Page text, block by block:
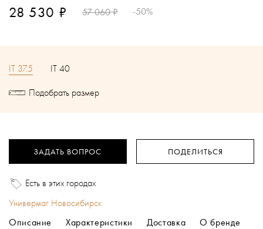
28 530 ₽ 57 060₽ -50%
IT 37.5
IT 40
Подобрать размер
ЗАДАТЬ ВОПРОС ПОДЕЛИТЬСЯ
Есть в этих городах
Универмаг Новосибирск
Описание
Характеристики Доставка О бренде